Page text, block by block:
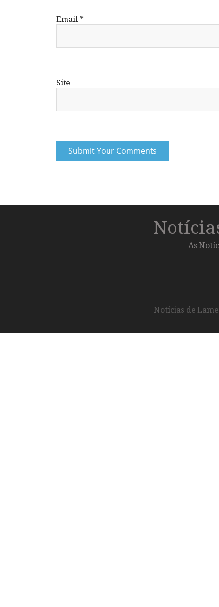
Email *
Site
As
Notícias de